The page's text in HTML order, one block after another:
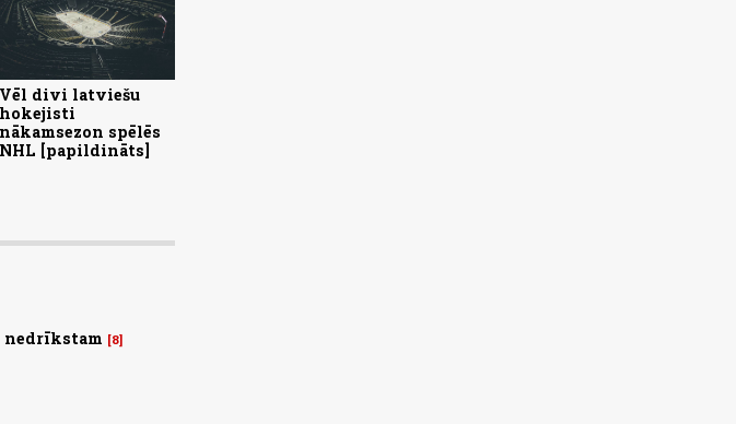
Vēl divi latviešu
hokejisti
nākamsezon spēlēs
NHL [papildināts]
nedrīkstam 8